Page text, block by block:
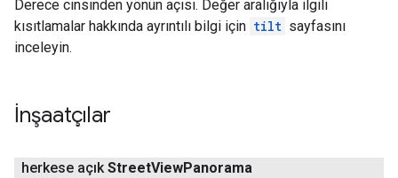
Derece cinsinden yönün açısı. Değer aralığıyla ilgili
kısıtlamalar hakkında ayrıntılı bilgi için tilt sayfasını
inceleyin.
İnşaatçılar
herkese açıkStreetViewPanorama